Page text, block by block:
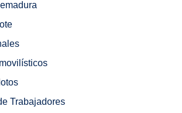
Trabajadores